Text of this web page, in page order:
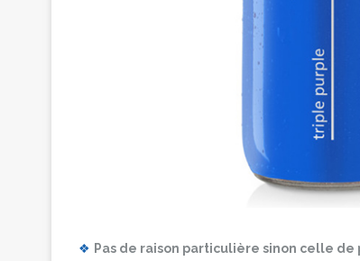
❖ Pas de raison particulière sinon celle